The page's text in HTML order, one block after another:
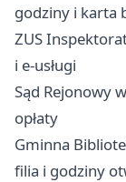
godziny i karta
ZUS
i e-usługi
Sąd Rejonowy
opłaty
Gminna
filia i godziny